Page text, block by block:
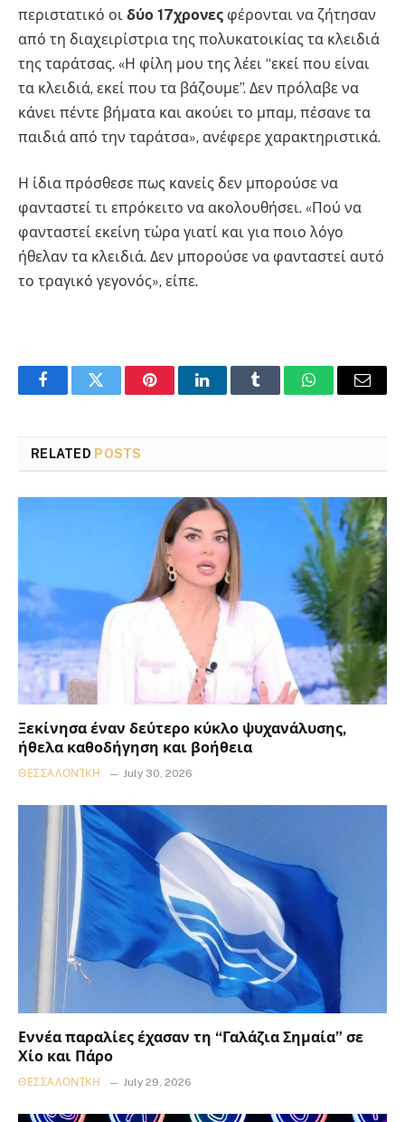
περιστατικό οι δύο 17χρονες φέρονται να ζήτησαν
από τη διαχειρίστρια της πολυκατοικίας τα κλειδιά
της ταράτσας. «Η φίλη μου της λέει “εκεί που είναι
τα κλειδιά, εκεί που τα βάζουμε”. Δεν πρόλαβε να
κάνει πέντε βήματα και ακούει το μπαμ, πέσανε τα
παιδιά από την ταράτσα», ανέφερε χαρακτηριστικά.
Η ίδια πρόσθεσε πως κανείς δεν μπορούσε να
φανταστεί τι επρόκειτο να ακολουθήσει. «Πού να
φανταστεί εκείνη τώρα γιατί και για ποιο λόγο
ήθελαν τα κλειδιά. Δεν μπορούσε να φανταστεί αυτό
το τραγικό γεγονός», είπε.
FacebookTwitter PinterestLinkedInTumblr WhatsAppEmail
RELATED POSTS
Ξεκίνησα έναν δεύτερο κύκλο ψυχανάλυσης,
ήθελα καθοδήγηση και βοήθεια
ΘΕΣΣΑΛΟΝΊΚΗ July 30, 2026
Εννέα παραλίες έχασαν τη “Γαλάζια Σημαία” σε
Χίο και Πάρο
ΘΕΣΣΑΛΟΝΊΚΗ July 29, 2026